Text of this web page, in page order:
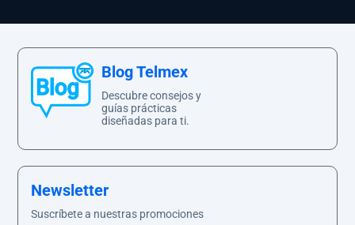
Blog Telmex
Descubre consejos y
guías prácticas
diseñadas para ti.
Newsletter
Suscríbete a nuestras promociones